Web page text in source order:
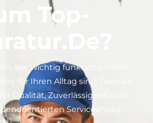
Top-
wie wichtig funktionierende
für Ihren Alltag sind. Deshalb
Qualität, Zuverlässigkeit und
Serviceansatz.